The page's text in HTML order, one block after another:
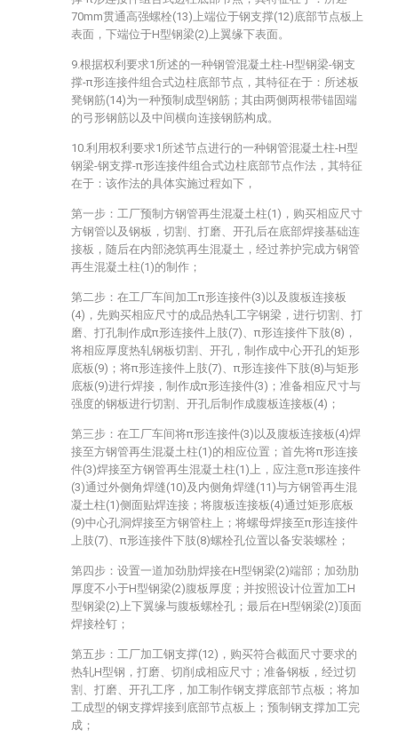
70mm贯通高强螺栓(13)上端位于钢支撑(12)底部节点板上
表面，下端位于H型钢梁(2)上翼缘下表面。
9.根据权利要求1所述的一种钢管混凝土柱-H型钢梁-钢支
撑-π形连接件组合式边柱底部节点，其特征在于：所述板
凳钢筋(14)为一种预制成型钢筋；其由两侧两根带锚固端
的弓形钢筋以及中间横向连接钢筋构成。
10.利用权利要求1所述节点进行的一种钢管混凝土柱-H型
钢梁-钢支撑-π形连接件组合式边柱底部节点作法，其特征
在于：该作法的具体实施过程如下，
第一步：工厂预制方钢管再生混凝土柱(1)，购买相应尺寸
方钢管以及钢板，切割、打磨、开孔后在底部焊接基础连
接板，随后在内部浇筑再生混凝土，经过养护完成方钢管
再生混凝土柱(1)的制作；
第二步：在工厂车间加工π形连接件(3)以及腹板连接板
(4)，先购买相应尺寸的成品热轧工字钢梁，进行切割、打
磨、打孔制作成π形连接件上肢(7)、π形连接件下肢(8)，
将相应厚度热轧钢板切割、开孔，制作成中心开孔的矩形
底板(9)；将π形连接件上肢(7)、π形连接件下肢(8)与矩形
底板(9)进行焊接，制作成π形连接件(3)；准备相应尺寸与
强度的钢板进行切割、开孔后制作成腹板连接板(4)；
第三步：在工厂车间将π形连接件(3)以及腹板连接板(4)焊
接至方钢管再生混凝土柱(1)的相应位置；首先将π形连接
件(3)焊接至方钢管再生混凝土柱(1)上，应注意π形连接件
(3)通过外侧角焊缝(10)及内侧角焊缝(11)与方钢管再生混
凝土柱(1)侧面贴焊连接；将腹板连接板(4)通过矩形底板
(9)中心孔洞焊接至方钢管柱上；将螺母焊接至π形连接件
上肢(7)、π形连接件下肢(8)螺栓孔位置以备安装螺栓；
第四步：设置一道加劲肋焊接在H型钢梁(2)端部；加劲肋
厚度不小于H型钢梁(2)腹板厚度；并按照设计位置加工H
型钢梁(2)上下翼缘与腹板螺栓孔；最后在H型钢梁(2)顶面
焊接栓钉；
第五步：工厂加工钢支撑(12)，购买符合截面尺寸要求的
热轧H型钢，打磨、切削成相应尺寸；准备钢板，经过切
割、打磨、开孔工序，加工制作钢支撑底部节点板；将加
工成型的钢支撑焊接到底部节点板上；预制钢支撑加工完
成；